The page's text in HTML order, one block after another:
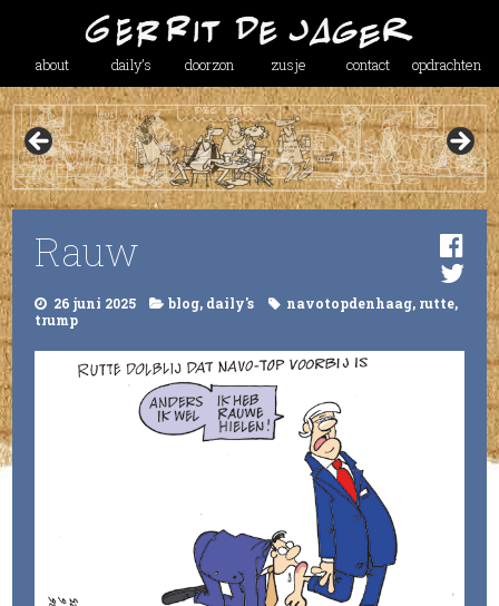
about daily’s doorzon zusje contact opdrachten
Rauw
26 juni 2025 blog, daily's navotopdenhaag, rutte,
trump